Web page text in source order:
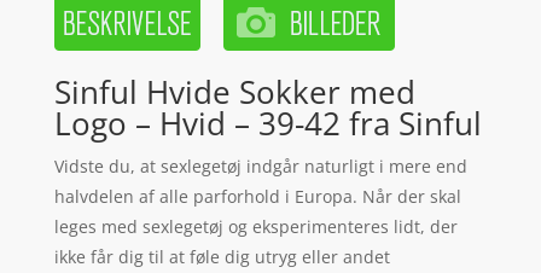
Sinful Hvide Sokker med
Logo – Hvid – 39-42 fra Sinful
Vidste du, at sexlegetøj indgår naturligt i mere end
halvdelen af alle parforhold i Europa. Når der skal
leges med sexlegetøj og eksperimenteres lidt, der
ikke får dig til at føle dig utryg eller andet